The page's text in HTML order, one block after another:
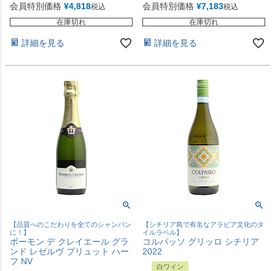
会員特別価格 ¥4,818税込
在庫切れ
詳細を見る
会員特別価格 ¥7,183税込
在庫切れ
詳細を見る
【品質へのこだわりを全てのシャンパン
に！】
ボーモン デ クレイエール グラ
ンド レゼルヴ ブリュット ハー
フ NV
【シチリア島で有名なアラビア文化のタ
イルラベル】
コルパッソ グリッロ シチリア
2022
白ワイン